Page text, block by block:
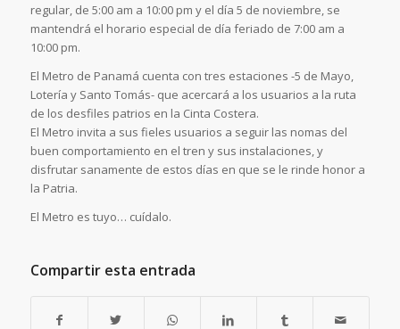
regular, de 5:00 am a 10:00 pm y el día 5 de noviembre, se
mantendrá el horario especial de día feriado de 7:00 am a
10:00 pm.
El Metro de Panamá cuenta con tres estaciones -5 de Mayo,
Lotería y Santo Tomás- que acercará a los usuarios a la ruta
de los desfiles patrios en la Cinta Costera.
El Metro invita a sus fieles usuarios a seguir las nomas del
buen comportamiento en el tren y sus instalaciones, y
disfrutar sanamente de estos días en que se le rinde honor a
la Patria.
El Metro es tuyo… cuídalo.
Compartir esta entrada